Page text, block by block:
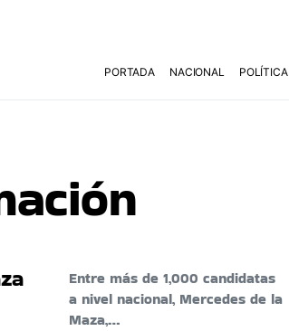
PORTADA NACIONAL POLÍTICA
Entre más de 1,000 candidatas
a nivel nacional, Mercedes de la
Maza,…